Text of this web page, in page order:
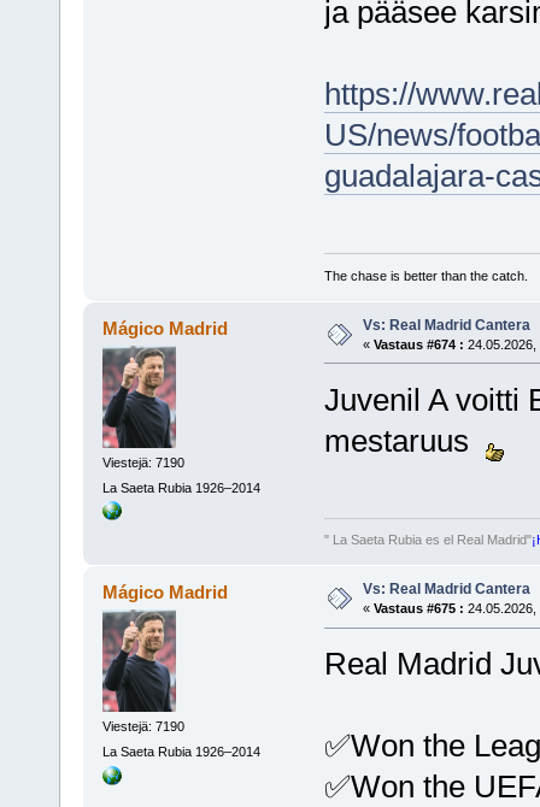
ja pääsee
https://
US/news/
guadalajara-
The chase is better than the catch.
Mágico Madrid
Viestejä: 7190
La Saeta Rubia 1926–2014
Vs: Real Madrid Cantera
« Vastaus #674 : 24.05.2026,
Juvenil A voitti
mestaruus
" La Saeta Rubia es el Real Madrid"
Mágico Madrid
Viestejä: 7190
La Saeta Rubia 1926–2014
Vs: Real Madrid Cantera
« Vastaus #675 : 24.05.2026,
Real Madrid
✅Won the
✅Won the